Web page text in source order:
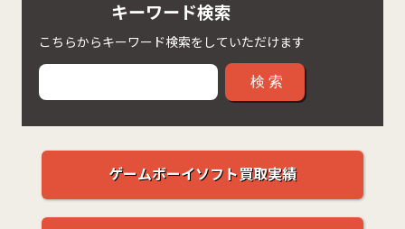
キーワード検索
こちらからキーワード検索をしていただけます
検索
ゲームボーイソフト買取実績